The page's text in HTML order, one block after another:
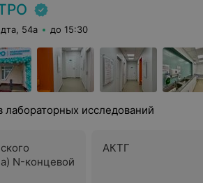
54а до 15:30
лабораторных исследований
N-концевой
АКТГ